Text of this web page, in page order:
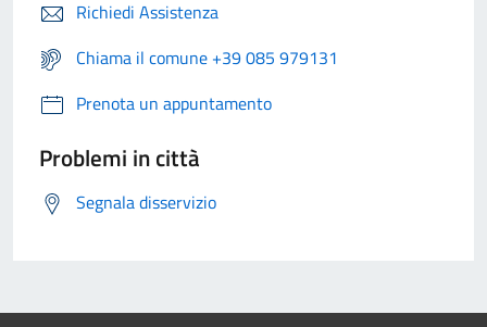
Richiedi Assistenza
Chiama il comune +39 085 979131
Prenota un appuntamento
Problemi in città
Segnala disservizio